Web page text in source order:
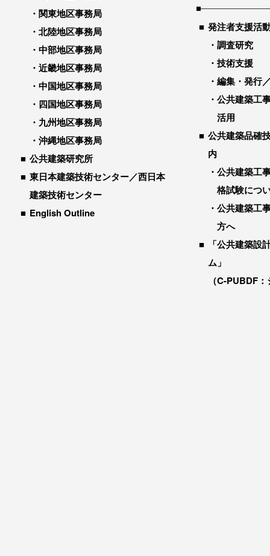
関東地区事務局
北陸地区事務局
中部地区事務局
近畿地区事務局
中国地区事務局
四国地区事務局
九州地区事務局
沖縄地区事務局
公共建築研究所
東日本建築技術センター／西日本
建築技術センター
English Outline
発注者支援活
調査研究
技術支援
編集・発行
公共建築工
活用
公共建築品確
内
公共建築工
格試験につ
公共建築工
方へ
「公共建築設
ム」
（C-PUBDF